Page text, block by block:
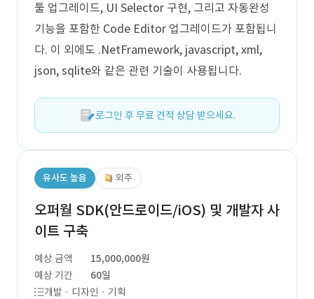
툴 업그레이드, UI Selector 구현, 그리고 자동완성
기능을 포함한 Code Editor 업그레이드가 포함됩니
다. 이 외에도 .NetFramework, javascript, xml,
json, sqlite와 같은 관련 기술이 사용됩니다.
로그인 후 무료 견적 상담 받으세요.
유사도 높음 외주
오퍼월 SDK(안드로이드/iOS) 및 개발자 사
이트 구축
예상 금액
15,000,000원
예상 기간
60일
개발 · 디자인 · 기획